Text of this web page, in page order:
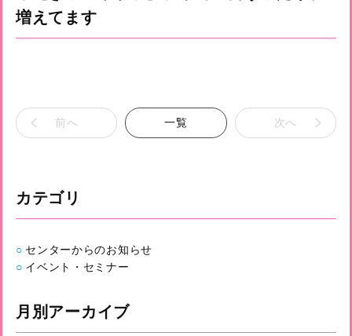
増えてます
前へ 一覧 次へ
カテゴリ
センターからのお知らせ
イベント・セミナー
月別アーカイブ